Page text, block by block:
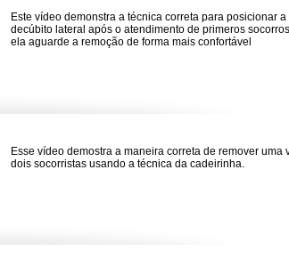
Este vídeo demonstra a técnica correta para posicionar a
decúbito lateral após o atendimento de primeros
ela aguarde a remoção de forma mais confortável
Esse vídeo demostra a maneira correta de remover uma
dois socorristas usando a técnica da cadeirinha.